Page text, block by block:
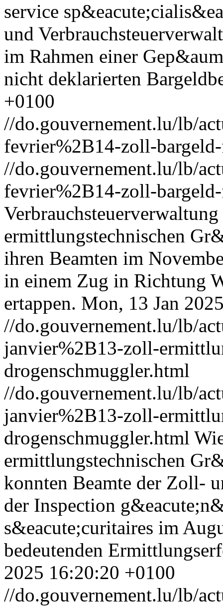
service
und
im Rahmen einer
nicht deklarierten
+0100
//do.gouvernement.lu/lb/
fevrier%2B14-zoll-
//do.gouvernement.lu/lb/
fevrier%2B14-zoll-
ermittlungstechnischen
ihren Beamten im
in einem Zug in Richtung
ertappen. Mon, 13 Jan
//do.gouvernement.lu/lb/
janvier%2B13-zoll-
drogenschmuggler.html
//do.gouvernement.lu/lb/
janvier%2B13-zoll-
drogenschmuggler.html
ermittlungstechnischen
konnten Beamte der Zoll-
der Inspection
s&eacute;curitaires im
bedeutenden
2025 16:20:20 +0100
//do.gouvernement.lu/lb/